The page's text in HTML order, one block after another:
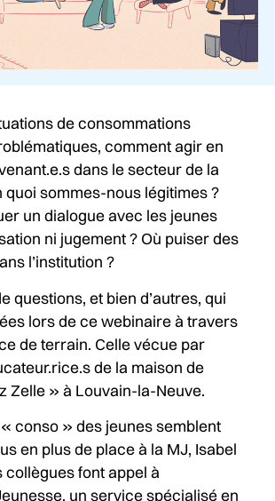
de consommations
comment agir en
dans le secteur de la
quoi sommes-nous légitimes ?
un dialogue avec les jeunes
ni jugement ? Où puiser des
l’institution ?
questions, et bien d’autres, qui
lors de ce webinaire à travers
de terrain. Celle vécue par
de la maison de
Zelle » à Louvain-la-Neuve.
conso » des jeunes semblent
en plus de place à la MJ, Isabel
collègues font appel à
un service spécialisé en